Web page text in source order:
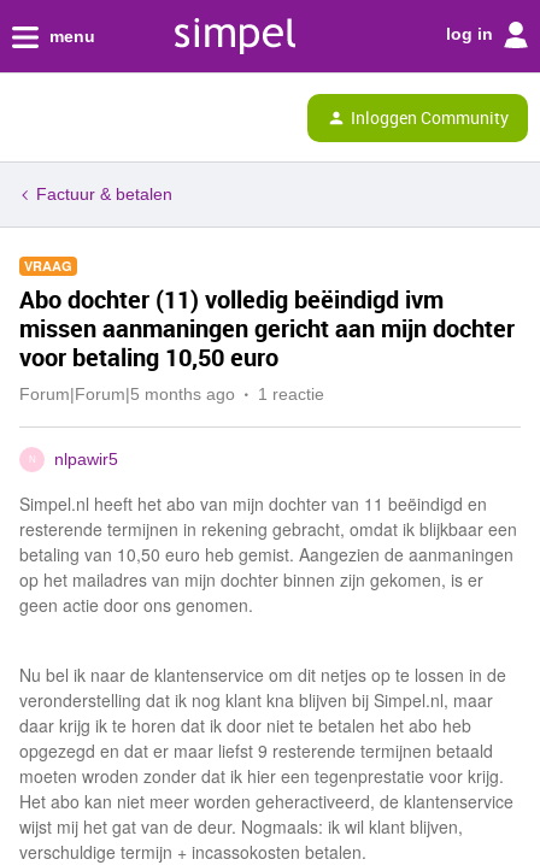
menu log in
Inloggen Community
Factuur & betalen
VRAAG
Abo dochter (11) volledig beëindigd ivm
missen aanmaningen gericht aan mijn dochter
voor betaling 10,50 euro
Forum|Forum|5 months ago 1 reactie
N nlpawir5
Simpel.nl heeft het abo van mijn dochter van 11 beëindigd en
resterende termijnen in rekening gebracht, omdat ik blijkbaar een
betaling van 10,50 euro heb gemist. Aangezien de aanmaningen
op het mailadres van mijn dochter binnen zijn gekomen, is er
geen actie door ons genomen.
Nu bel ik naar de klantenservice om dit netjes op te lossen in de
veronderstelling dat ik nog klant kna blijven bij Simpel.nl, maar
daar krijg ik te horen dat ik door niet te betalen het abo heb
opgezegd en dat er maar liefst 9 resterende termijnen betaald
moeten wroden zonder dat ik hier een tegenprestatie voor krijg.
Het abo kan niet meer worden geheractiveerd, de klantenservice
wijst mij het gat van de deur. Nogmaals: ik wil klant blijven,
verschuldige termijn + incassokosten betalen.